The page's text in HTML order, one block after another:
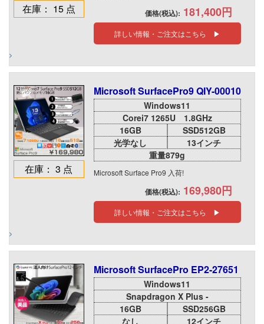
在庫： 15 点 価格(税込): 181,400円
詳しい情報・ご注文はこちら ▶
在庫： 3 点
Microsoft SurfacePro9 QIY-00010
Windows11
Corei7 1265U 1.8GHz
16GB
SSD512GB
光学なし
13インチ
重量879g
Microsoft Surface Pro9 入荷!
価格(税込): 169,980円
詳しい情報・ご注文はこちら ▶
Microsoft SurfacePro EP2-27651
Windows11
Snapdragon X Plus -
16GB
SSD256GB
なし
12インチ